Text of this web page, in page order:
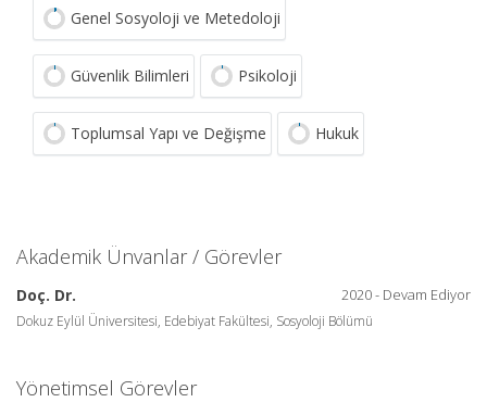
Genel Sosyoloji ve Metedoloji
Güvenlik Bilimleri Psikoloji
Toplumsal Yapı ve Değişme Hukuk
Akademik Ünvanlar / Görevler
2020 - Devam Ediyor
Doç. Dr.
Dokuz Eylül Üniversitesi, Edebiyat Fakültesi, Sosyoloji Bölümü
Yönetimsel Görevler